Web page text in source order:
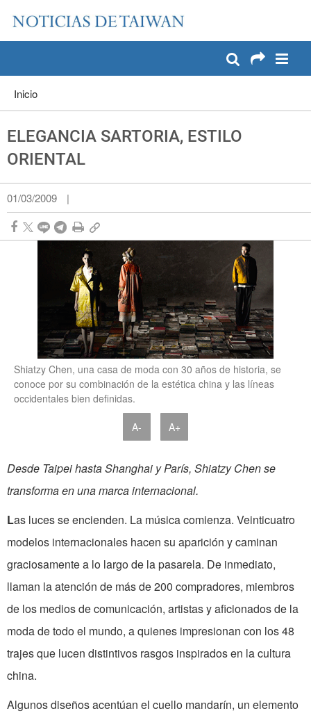
Pase a contenido principal
Inicio
ELEGANCIA SARTORIA, ESTILO
ORIENTAL
01/03/2009 |
Shiatzy Chen, una casa de moda con 30 años de historia, se
conoce por su combinación de la estética china y las líneas
occidentales bien definidas.
A- A+
Desde Taipei hasta Shanghai y París, Shiatzy Chen se
transforma en una marca internacional.
Las luces se encienden. La música comienza. Veinticuatro
modelos internacionales hacen su aparición y caminan
graciosamente a lo largo de la pasarela. De inmediato,
llaman la atención de más de 200 compradores, miembros
de los medios de comunicación, artistas y aficionados de la
moda de todo el mundo, a quienes impresionan con los 48
trajes que lucen distintivos rasgos inspirados en la cultura
china.
Algunos diseños acentúan el cuello mandarín, un elemento